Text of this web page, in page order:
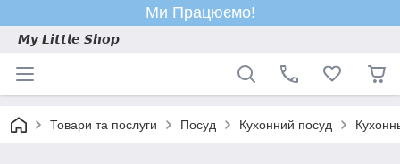
Ми Працюємо!
𝙈𝙮 𝙇𝙞𝙩𝙩𝙡𝙚 𝙎𝙝𝙤𝙥
Товари та послуги Посуд Кухонний посуд